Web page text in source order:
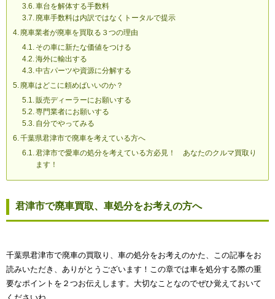
車台を解体する手数料
廃車手数料は内訳ではなくトータルで提示
廃車業者が廃車を買取る３つの理由
その車に新たな価値をつける
海外に輸出する
中古パーツや資源に分解する
廃車はどこに頼めばいいのか？
販売ディーラーにお願いする
専門業者にお願いする
自分でやってみる
千葉県君津市で廃車を考えている方へ
君津市で愛車の処分を考えている方必見！ あなたのクルマ買取り
ます！
君津市で廃車買取、車処分をお考えの方へ
千葉県君津市で廃車の買取り、車の処分をお考えのかた、この記事をお
読みいただき、ありがとうございます！この章では車を処分する際の重
要なポイントを２つお伝えします。大切なことなのでぜひ覚えておいて